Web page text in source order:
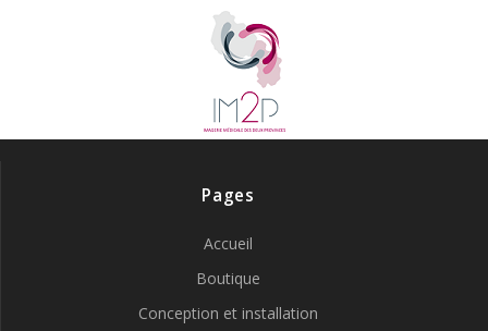
Pages
Accueil
Boutique
Conception et installation